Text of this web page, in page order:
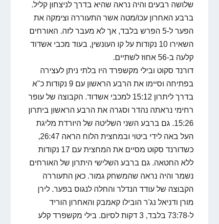
שלושה רבעים והיה נראה שהיא בדרך לניצחון קליל.
ברבע האחרון עכו/מטה אשר התעוררה וצימקה את
הפער ל-5 הפרש בלבד, אך לא מעבר לזה. האורחים
השאירו 10 נקודות על קו העונשין, בעוד מכבי אשדוד
קלעה ב-56 אחוז לשתיים.
דורנד סקוט ובילי מקשפרד היו בלתי ניתן לעצירה
בפתיחה וסיימו את הרבע הראשון עם 9 נקודות כ"א
בדרך ליתרון 15:12 למכבי אשדוד. הקבוצה של עופר
רחימי נראתה נהדר וסגרה את הרבע הראשון ביתרון
15:26. גם ברבע השני השליטה של היורדת מליגת
העל באה לידי ביטוי ובמחצית הלוח הראה 26:47,
כשדורנד סקוט מסיים את המחצית עם 17 נקודות
ללא החטאה. גם ברבע השלישי היתרון של האורחים
נשמר והיה נראה שהמשחק גמור. כאן התעוררה
הקבוצה של עודד הנדלר והחלה לנגוס בפער. לירן
מורן ודניאל נג'ר הובילו קאמבק והאחרון הוריד
ל-73:78 בלבד, 3 דקות לסיום. בילי מקשפרד קלע